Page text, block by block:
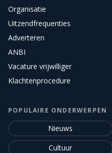
Organisatie
Uitzendfrequenties
Adverteren
ANBI
Vacature vrijwilliger
Klachtenprocedure
POPULAIRE ONDERWERPEN
Nieuws
Cultuur